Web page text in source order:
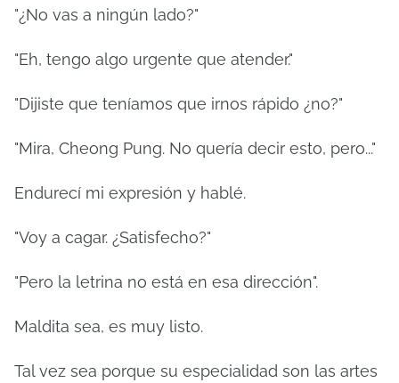
"¿No vas a ningún lado?"
"Eh, tengo algo urgente que atender."
"Dijiste que teníamos que irnos rápido ¿no?"
"Mira, Cheong Pung. No quería decir esto, pero..."
Endurecí mi expresión y hablé.
"Voy a cagar. ¿Satisfecho?"
"Pero la letrina no está en esa dirección".
Maldita sea, es muy listo.
Tal vez sea porque su especialidad son las artes